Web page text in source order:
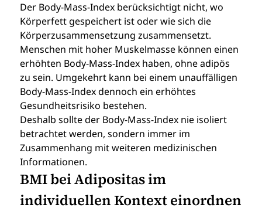
Der Body-Mass-Index berücksichtigt nicht, wo
Körperfett gespeichert ist oder wie sich die
Körperzusammensetzung zusammensetzt.
Menschen mit hoher Muskelmasse können einen
erhöhten Body-Mass-Index haben, ohne adipös
zu sein. Umgekehrt kann bei einem unauffälligen
Body-Mass-Index dennoch ein erhöhtes
Gesundheitsrisiko bestehen.
Deshalb sollte der Body-Mass-Index nie isoliert
betrachtet werden, sondern immer im
Zusammenhang mit weiteren medizinischen
Informationen.
BMI bei Adipositas im
individuellen Kontext einordnen